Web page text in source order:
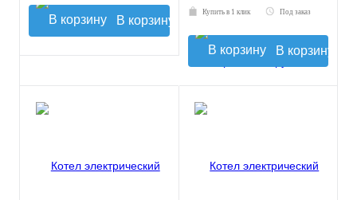
В корзину
Купить в 1 клик Под заказ
В корзину